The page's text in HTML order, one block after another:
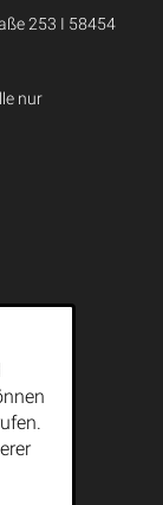
253 I 58454
nur